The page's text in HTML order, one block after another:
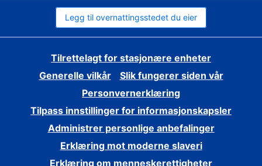
Legg til overnattingsstedet du eier
Tilrettelagt for stasjonære enheter
Generelle vilkår
Slik fungerer siden vår
Personvernerklæring
Tilpass innstillinger for informasjonskapsler
Administrer personlige anbefalinger
Erklæring mot moderne slaveri
Erklæring om menneskerettigheter